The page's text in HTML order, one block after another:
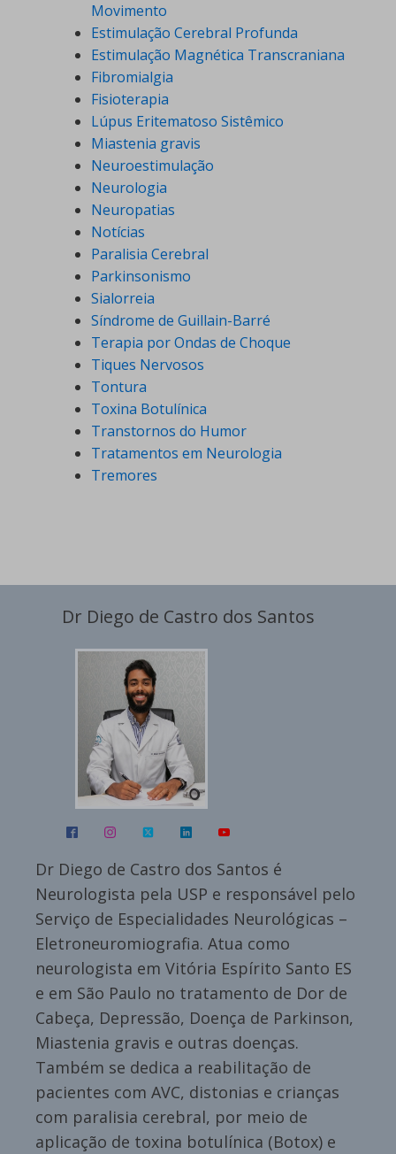
Movimento
Estimulação Cerebral Profunda
Estimulação Magnética Transcraniana
Fibromialgia
Fisioterapia
Lúpus Eritematoso Sistêmico
Miastenia gravis
Neuroestimulação
Neurologia
Neuropatias
Notícias
Paralisia Cerebral
Parkinsonismo
Sialorreia
Síndrome de Guillain-Barré
Terapia por Ondas de Choque
Tiques Nervosos
Tontura
Toxina Botulínica
Transtornos do Humor
Tratamentos em Neurologia
Tremores
Dr Diego de Castro dos Santos
Dr Diego de Castro dos Santos é
Neurologista pela USP e responsável pelo
Serviço de Especialidades Neurológicas –
Eletroneuromiografia. Atua como
neurologista em Vitória Espírito Santo ES
e em São Paulo no tratamento de Dor de
Cabeça, Depressão, Doença de Parkinson,
Miastenia gravis e outras doenças.
Também se dedica a reabilitação de
pacientes com AVC, distonias e crianças
com paralisia cerebral, por meio de
aplicação de toxina botulínica (Botox) e